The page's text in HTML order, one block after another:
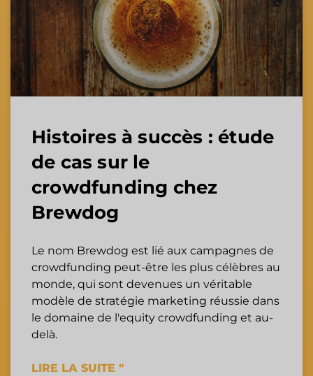
Histoires à succès : étude
de cas sur le
crowdfunding chez
Brewdog
Le nom Brewdog est lié aux campagnes de
crowdfunding peut-être les plus célèbres au
monde, qui sont devenues un véritable
modèle de stratégie marketing réussie dans
le domaine de l'equity crowdfunding et au-
delà.
LIRE LA SUITE "